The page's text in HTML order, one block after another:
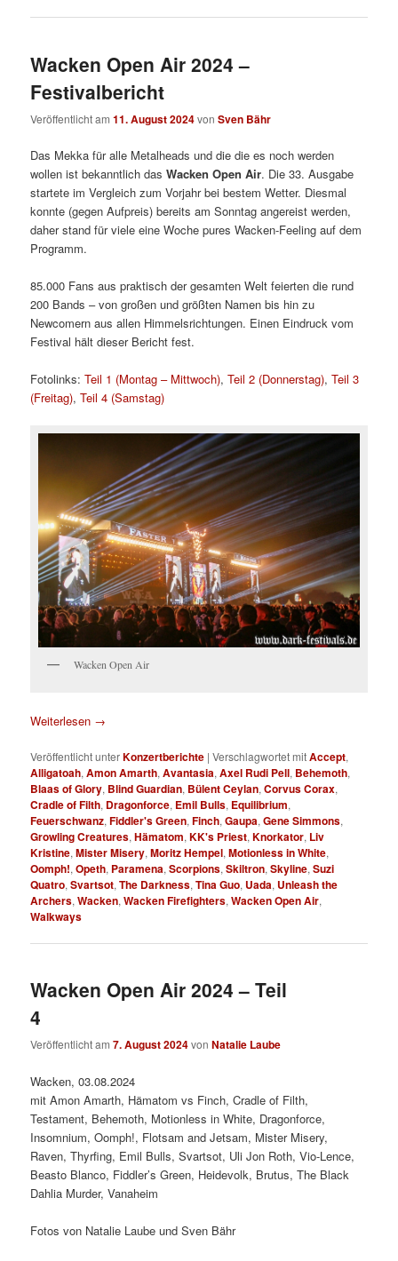
Wacken Open Air 2024 –
Festivalbericht
Veröffentlicht am11. August 2024vonSven Bähr
Das Mekka für alle Metalheads und die die es noch werden
wollen ist bekanntlich dasWacken Open Air. Die 33. Ausgabe
startete im Vergleich zum Vorjahr bei bestem Wetter. Diesmal
konnte (gegen Aufpreis) bereits am Sonntag angereist werden,
daher stand für viele eine Woche pures Wacken-Feeling auf dem
Programm.
85.000 Fans aus praktisch der gesamten Welt feierten die rund
200 Bands – von großen und größten Namen bis hin zu
Newcomern aus allen Himmelsrichtungen. Einen Eindruck vom
Festival hält dieser Bericht fest.
Fotolinks:Teil 1 (Montag – Mittwoch),Teil 2 (Donnerstag),Teil 3
(Freitag),Teil 4 (Samstag)
Wacken Open Air
Weiterlesen →
Veröffentlicht unterKonzertberichte |Verschlagwortet mitAccept,
Alligatoah,Amon Amarth,Avantasia,Axel Rudi Pell, Behemoth,
Blaas of Glory, Blind Guardian, Bülent Ceylan,Corvus Corax,
Cradle of Filth, Dragonforce, Emil Bulls, Equilibrium,
Feuerschwanz,Fiddler's Green,Finch,Gaupa,Gene Simmons,
Growling Creatures,Hämatom,KK's Priest,Knorkator, Liv
Kristine,Mister Misery,Moritz Hempel,Motionless in White,
Oomph!,Opeth, Paramena,Scorpions,Skiltron,Skyline,Suzi
Quatro,Svartsot,The Darkness,Tina Guo, Uada, Unleash the
Archers,Wacken,Wacken Firefighters,Wacken Open Air,
Walkways
Wacken Open Air 2024 – Teil
4
Veröffentlicht am7. August 2024vonNatalie Laube
Wacken, 03.08.2024
mit Amon Amarth, Hämatom vs Finch, Cradle of Filth,
Testament, Behemoth, Motionless in White, Dragonforce,
Insomnium, Oomph!, Flotsam and Jetsam, Mister Misery,
Raven, Thyrfing, Emil Bulls, Svartsot, Uli Jon Roth, Vio-Lence,
Beasto Blanco, Fiddler’s Green, Heidevolk, Brutus, The Black
Dahlia Murder, Vanaheim
Fotos von Natalie Laube und Sven Bähr